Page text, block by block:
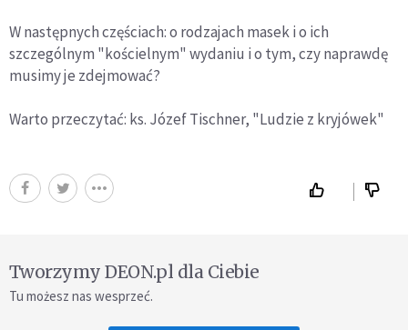
W następnych częściach: o rodzajach masek i o ich
szczególnym "kościelnym" wydaniu i o tym, czy naprawdę
musimy je zdejmować?
Warto przeczytać: ks. Józef Tischner, "Ludzie z kryjówek"
Tworzymy DEON.pl dla Ciebie
Tu możesz nas wesprzeć.